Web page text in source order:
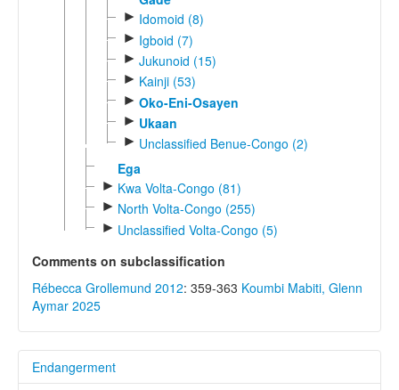
► Idomoid (8)
► Igboid (7)
► Jukunoid (15)
► Kainji (53)
► Oko-Eni-Osayen
► Ukaan
► Unclassified Benue-Congo (2)
Ega
► Kwa Volta-Congo (81)
► North Volta-Congo (255)
► Unclassified Volta-Congo (5)
Comments on subclassification
Rébecca Grollemund 2012: 359-363 Koumbi Mabiti, Glenn
Aymar 2025
Endangerment